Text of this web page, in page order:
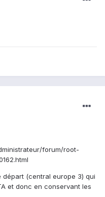
forum/root-
(central europe 3) qui
et donc en conservant les